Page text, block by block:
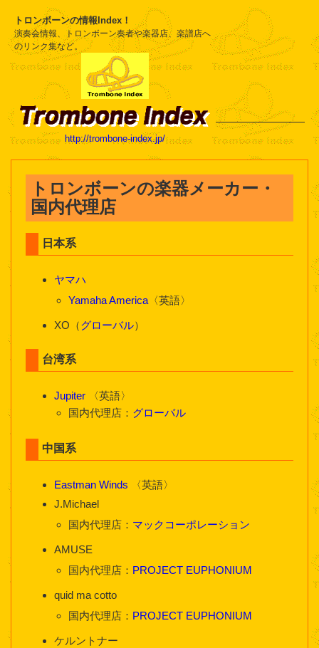
トロンボーンの情報Index！
演奏会情報、トロンボーン奏者や楽器店、楽譜店へ
のリンク集など。
http://trombone-index.jp/
トロンボーンの楽器メーカー・
国内代理店
日本系
ヤマハ
Yamaha America 〈英語〉
XO（グローバル）
台湾系
Jupiter
〈英語〉
国内代理店： グローバル
中国系
Eastman Winds
〈英語〉
J.Michael
国内代理店： マックコーポレーション
AMUSE
国内代理店： PROJECT EUPHONIUM
quid ma cotto
国内代理店： PROJECT EUPHONIUM
ケルントナー